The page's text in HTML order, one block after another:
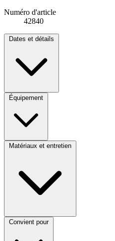
Numéro d'article
42840
Dates et détails
Équipement
Matériaux et entretien
Convient pour